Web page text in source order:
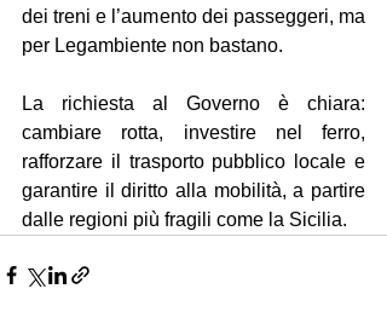
dei treni e l’aumento dei passeggeri, ma
per Legambiente non bastano.
La richiesta al Governo è chiara:
cambiare rotta, investire nel ferro,
rafforzare il trasporto pubblico locale e
garantire il diritto alla mobilità, a partire
dalle regioni più fragili come la Sicilia.